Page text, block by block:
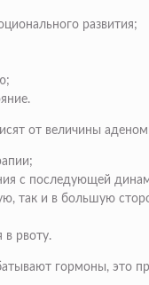
развития;
от величины
с последующей
так и в большую
в рвоту.
гормоны, это